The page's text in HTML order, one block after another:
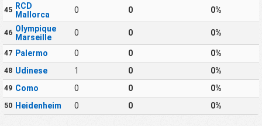
45 RCD
Mallorca
0 0 0%
46 Olympique
Marseille
0 0 0%
47 Palermo 0 0 0%
48 Udinese 1 0 0%
49 Como 0 0 0%
50 Heidenheim 0 0 0%